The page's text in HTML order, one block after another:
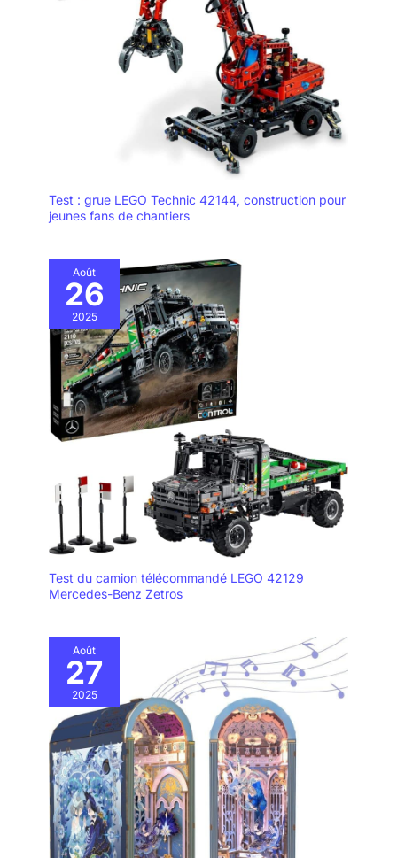
qualité exceptionnelle. Nous avons un catalogue très varié,
proposant les navires et les avions les plus célèbres du
monde, ainsi que des outils de construction.
Test : grue LEGO Technic 42144, construction pour
jeunes fans de chantiers
Août
26
2025
Test du camion télécommandé LEGO 42129
Mercedes-Benz Zetros
Août
27
2025